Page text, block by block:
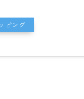
ピング